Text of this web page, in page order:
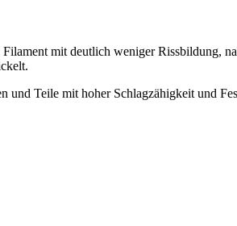
mit deutlich weniger Rissbildung,
Teile mit hoher Schlagzähigkeit und